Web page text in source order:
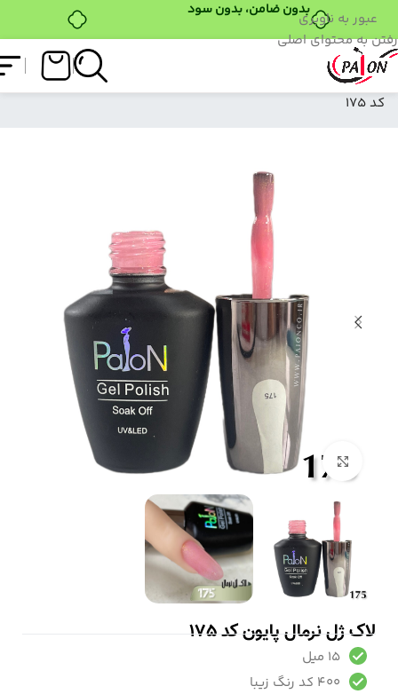
بدون ضامن، بدون سودعبور به ناوبری
رفتن به محتوای اصلی
فروشگاه
لاک ژل نرمال پایون
کد 175
بزرگنمایی تصویر
لاک ژل نرمال پایون کد 175
15 میل
400 کد رنگ زیبا